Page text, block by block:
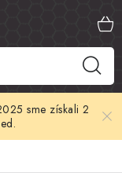
sme získali 2